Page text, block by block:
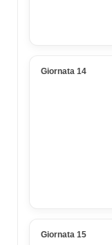
Giornata 14
Giornata 15